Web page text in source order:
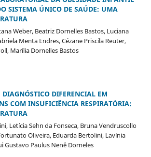
SISTEMA ÚNICO DE SAÚDE: UMA
Weber, Beatriz Dornelles Bastos, Luciana
Menta Endres, Cézane Priscila Reuter,
Marília Dornelles Bastos
DIFERENCIAL EM
COM INSUFICIÊNCIA RESPIRATÓRIA:
Letícia Sehn da Fonseca, Bruna Vendruscollo
Oliveira, Eduarda Bertolini, Lavínia
Gustavo Paulus Nenê Dorneles